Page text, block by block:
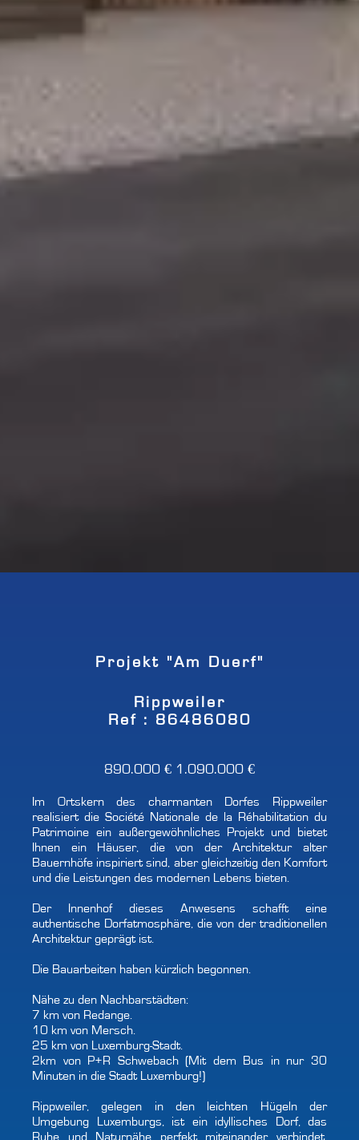
Projekt "Am Duerf"
Rippweiler
Ref : 86486080
890.000 € 1.090.000 €
Im Ortskern des charmanten Dorfes Rippweiler
realisiert die Société Nationale de la Réhabilitation du
Patrimoine ein außergewöhnliches Projekt und bietet
Ihnen ein Häuser, die von der Architektur alter
Bauernhöfe inspiriert sind, aber gleichzeitig den Komfort
und die Leistungen des modernen Lebens bieten.
Der Innenhof dieses Anwesens schafft eine
authentische Dorfatmosphäre, die von der traditionellen
Architektur geprägt ist.
Die Bauarbeiten haben kürzlich begonnen.
Nähe zu den Nachbarstädten:
7 km von Redange.
10 km von Mersch.
25 km von Luxemburg-Stadt.
2km von P+R Schwebach (Mit dem Bus in nur 30
Minuten in die Stadt Luxemburg!)
Rippweiler, gelegen in den leichten Hügeln der
Umgebung Luxemburgs, ist ein idyllisches Dorf, das
Ruhe und Naturnähe perfekt miteinander verbindet.